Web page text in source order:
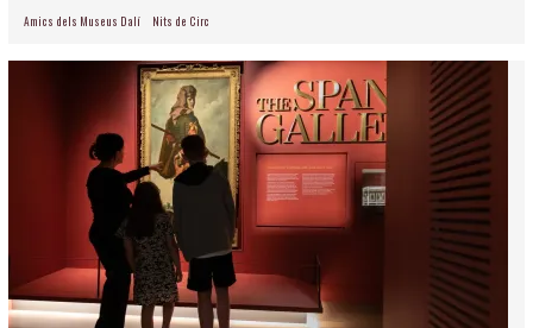
Amics dels Museus Dalí Nits de Circ